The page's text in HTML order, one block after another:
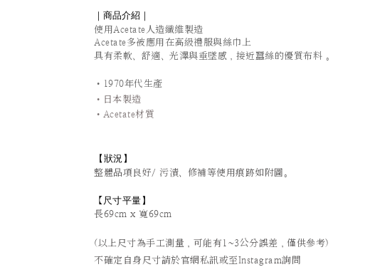
｜商品介紹｜
使用Acetate人造纖維製造
Acetate多被應用在高級禮服與絲巾上
具有柔軟、舒適、光澤與垂墜感，接近蠶絲的優質布料 。
•1970年代生產
•日本製造
•Acetate材質
【狀況】
整體品項良好/ 污漬、修補等使用痕跡如附圖。
【 尺寸平量】
長69cm x 寬69cm
(以上尺寸為手工測量，可能有1~3公分誤差，僅供參考)
不確定自身尺寸請於官網私訊或至Instagram詢問